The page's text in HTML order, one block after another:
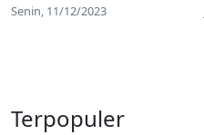
Senin, 11/12/2023
Terpopuler